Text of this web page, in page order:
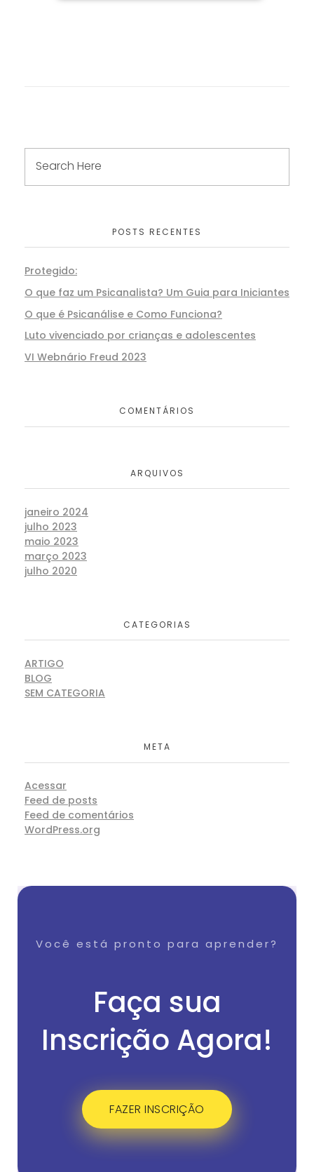
POSTS RECENTES
Protegido:
O que faz um Psicanalista? Um Guia para Iniciantes
O que é Psicanálise e Como Funciona?
Luto vivenciado por crianças e adolescentes
VI Webnário Freud 2023
COMENTÁRIOS
ARQUIVOS
janeiro 2024
julho 2023
maio 2023
março 2023
julho 2020
CATEGORIAS
ARTIGO
BLOG
SEM CATEGORIA
META
Acessar
Feed de posts
Feed de comentários
WordPress.org
Você está pronto para aprender?
Faça sua
Inscrição Agora!
FAZER INSCRIÇÃO